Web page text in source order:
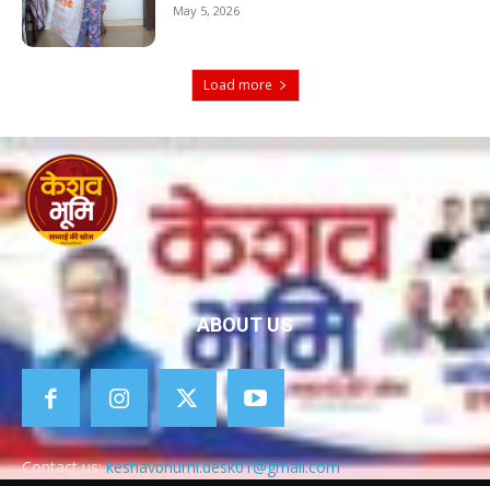
May 5, 2026
Load more
ABOUT US
Contact us:keshavbhumi.desk01@gmail.com